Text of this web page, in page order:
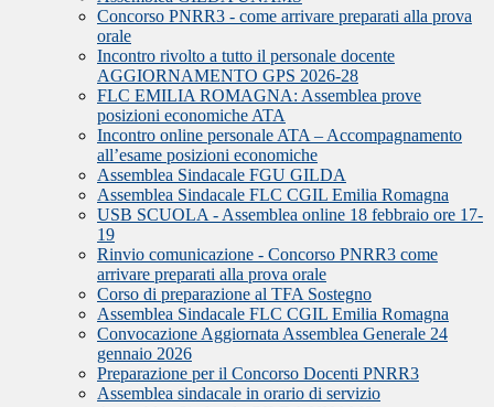
Concorso PNRR3 - come arrivare preparati alla prova
orale
Incontro rivolto a tutto il personale docente
AGGIORNAMENTO GPS 2026-28
FLC EMILIA ROMAGNA: Assemblea prove
posizioni economiche ATA
Incontro online personale ATA – Accompagnamento
all’esame posizioni economiche
Assemblea Sindacale FGU GILDA
Assemblea Sindacale FLC CGIL Emilia Romagna
USB SCUOLA - Assemblea online 18 febbraio ore 17-
19
Rinvio comunicazione - Concorso PNRR3 come
arrivare preparati alla prova orale
Corso di preparazione al TFA Sostegno
Assemblea Sindacale FLC CGIL Emilia Romagna
Convocazione Aggiornata Assemblea Generale 24
gennaio 2026
Preparazione per il Concorso Docenti PNRR3
Assemblea sindacale in orario di servizio